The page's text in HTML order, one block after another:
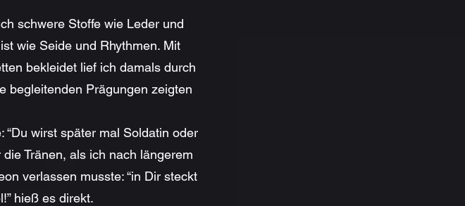
schwere Stoffe wie Leder und
wie Seide und Rhythmen. Mit
bekleidet lief ich damals durch
begleitenden Prägungen zeigten
wirst später mal Soldatin oder
Tränen, als ich nach längerem
verlassen musste: “in Dir steckt
hieß es direkt.